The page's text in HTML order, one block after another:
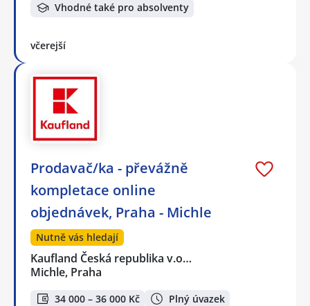
Vhodné také pro absolventy
včerejší
Prodavač/ka - převážně
kompletace online
objednávek, Praha - Michle
Nutně vás hledají
Kaufland Česká republika v.o…
Michle, Praha
34 000 – 36 000 Kč Plný úvazek